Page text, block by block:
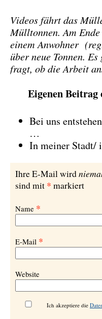
Videos fährt das
Mülltonnen. Am
einem Anwohner
über neue Tonnen. Es
fragt, ob die Arbeit
Eigenen
Bei uns
…
In meiner Stadt/
Ihre E-Mail wird
sind mit * markiert
Name *
E-Mail *
Website
Ich akzeptiere die